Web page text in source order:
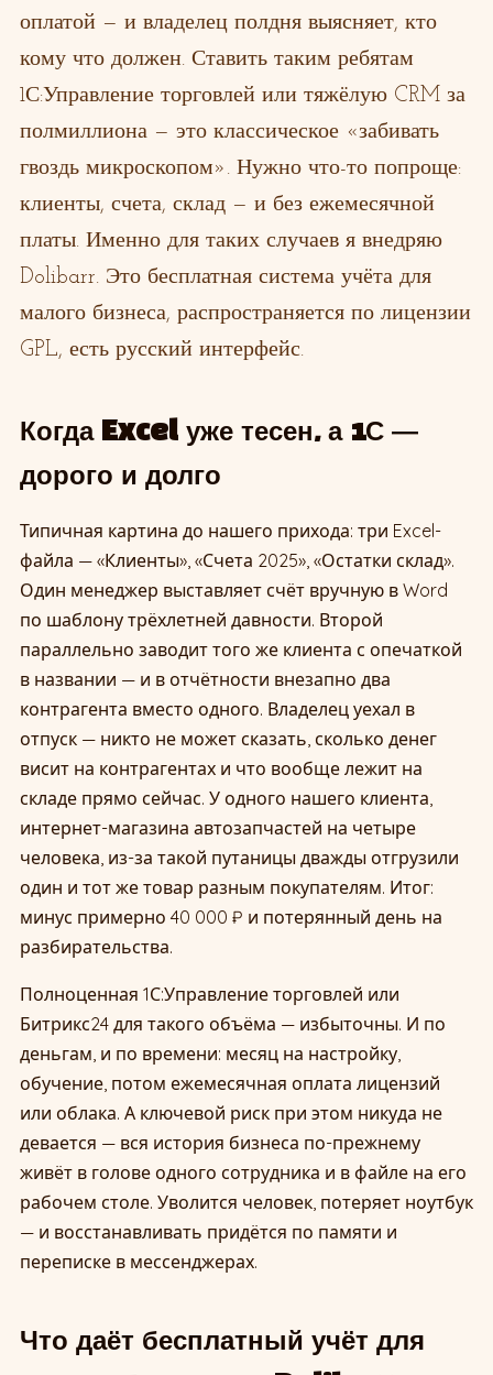
оплатой — и владелец полдня выясняет, кто
кому что должен. Ставить таким ребятам
1С:Управление торговлей или тяжёлую CRM за
полмиллиона — это классическое «забивать
гвоздь микроскопом». Нужно что-то попроще:
клиенты, счета, склад — и без ежемесячной
платы. Именно для таких случаев я внедряю
Dolibarr. Это бесплатная система учёта для
малого бизнеса, распространяется по лицензии
GPL, есть русский интерфейс.
Когда Excel уже тесен, а 1С —
дорого и долго
Типичная картина до нашего прихода: три Excel-
файла — «Клиенты», «Счета 2025», «Остатки склад».
Один менеджер выставляет счёт вручную в Word
по шаблону трёхлетней давности. Второй
параллельно заводит того же клиента с опечаткой
в названии — и в отчётности внезапно два
контрагента вместо одного. Владелец уехал в
отпуск — никто не может сказать, сколько денег
висит на контрагентах и что вообще лежит на
складе прямо сейчас. У одного нашего клиента,
интернет-магазина автозапчастей на четыре
человека, из-за такой путаницы дважды отгрузили
один и тот же товар разным покупателям. Итог:
минус примерно 40 000 ₽ и потерянный день на
разбирательства.
Полноценная 1С:Управление торговлей или
Битрикс24 для такого объёма — избыточны. И по
деньгам, и по времени: месяц на настройку,
обучение, потом ежемесячная оплата лицензий
или облака. А ключевой риск при этом никуда не
девается — вся история бизнеса по-прежнему
живёт в голове одного сотрудника и в файле на его
рабочем столе. Уволится человек, потеряет ноутбук
— и восстанавливать придётся по памяти и
переписке в мессенджерах.
Что даёт бесплатный учёт для